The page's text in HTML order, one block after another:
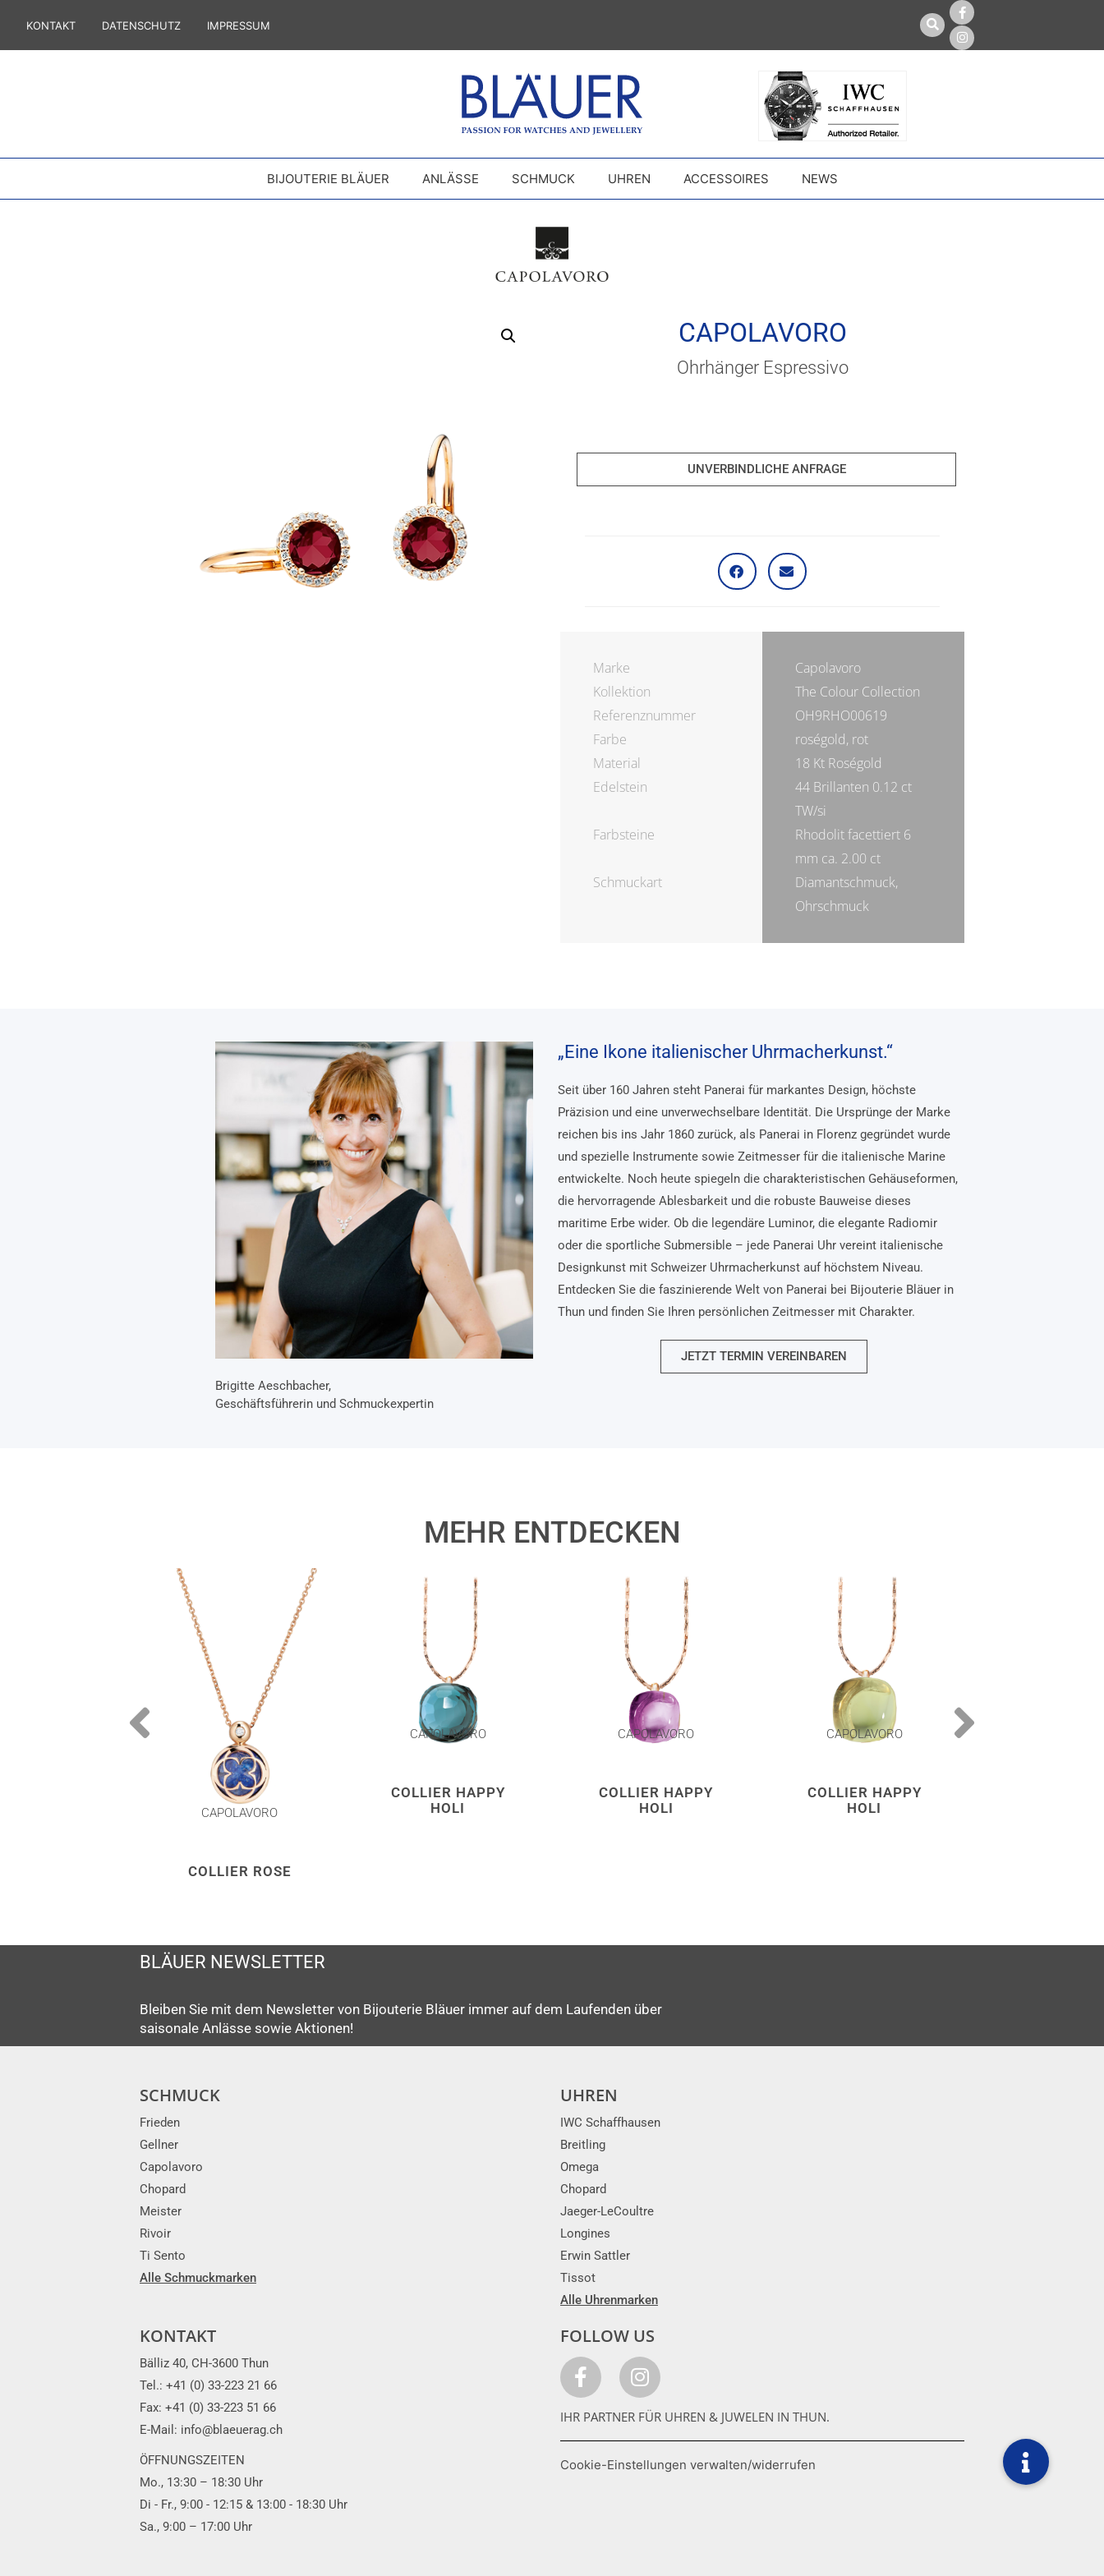
KONTAKT DATENSCHUTZ IMPRESSUM
BIJOUTERIE BLÄUER ANLÄSSE SCHMUCK UHREN ACCESSOIRES NEWS
CAPOLAVORO
Ohrhänger Espressivo
UNVERBINDLICHE ANFRAGE
Marke
Capolavoro
Kollektion
The Colour Collection
Referenznummer
OH9RHO00619
Farbe
roségold, rot
Material
18 Kt Roségold
Edelstein
44 Brillanten 0.12 ct
TW/si
Farbsteine
Rhodolit facettiert 6
mm ca. 2.00 ct
Schmuckart
Diamantschmuck,
Ohrschmuck
Brigitte Aeschbacher,
Geschäftsführerin und Schmuckexpertin
„Eine Ikone italienischer Uhrmacherkunst.“
Seit über 160 Jahren steht Panerai für markantes Design, höchste
Präzision und eine unverwechselbare Identität. Die Ursprünge der Marke
reichen bis ins Jahr 1860 zurück, als Panerai in Florenz gegründet wurde
und spezielle Instrumente sowie Zeitmesser für die italienische Marine
entwickelte. Noch heute spiegeln die charakteristischen Gehäuseformen,
die hervorragende Ablesbarkeit und die robuste Bauweise dieses
maritime Erbe wider. Ob die legendäre Luminor, die elegante Radiomir
oder die sportliche Submersible – jede Panerai Uhr vereint italienische
Designkunst mit Schweizer Uhrmacherkunst auf höchstem Niveau.
Entdecken Sie die faszinierende Welt von Panerai bei Bijouterie Bläuer in
Thun und finden Sie Ihren persönlichen Zeitmesser mit Charakter.
JETZT TERMIN VEREINBAREN
MEHR ENTDECKEN
CAPOLAVORO
COLLIER ROSE
CAPOLAVORO
COLLIER HAPPY
HOLI
CAPOLAVORO
COLLIER HAPPY
HOLI
CAPOLAVORO
COLLIER HAPPY
HOLI
BLÄUER NEWSLETTER
Bleiben Sie mit dem Newsletter von Bijouterie Bläuer immer auf dem Laufenden über
saisonale Anlässe sowie Aktionen!
SCHMUCK
Frieden
Gellner
Capolavoro
Chopard
Meister
Rivoir
Ti Sento
Alle Schmuckmarken
UHREN
IWC Schaffhausen
Breitling
Omega
Chopard
Jaeger-LeCoultre
Longines
Erwin Sattler
Tissot
Alle Uhrenmarken
KONTAKT
Bälliz 40, CH-3600 Thun
Tel.: +41 (0) 33-223 21 66
Fax: +41 (0) 33-223 51 66
E-Mail: info@blaeuerag.ch
ÖFFNUNGSZEITEN
Mo., 13:30 – 18:30 Uhr
Di - Fr., 9:00 - 12:15 & 13:00 - 18:30 Uhr
Sa., 9:00 – 17:00 Uhr
FOLLOW US
IHR PARTNER FÜR UHREN & JUWELEN IN THUN.
Cookie-Einstellungen verwalten/widerrufen